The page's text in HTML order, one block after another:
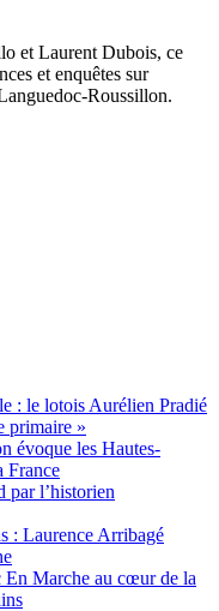
et Laurent Dubois, ce
et enquêtes sur
Roussillon.
: le lotois Aurélien Pradié
primaire »
évoque les Hautes-
France
par l’historien
: Laurence Arribagé
En Marche au cœur de la